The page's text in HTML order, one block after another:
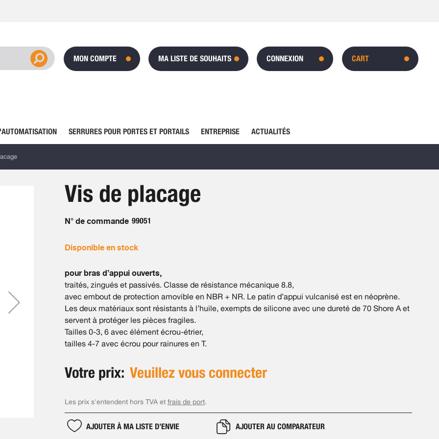
CART
MON COMPTE MA LISTE DE SOUHAITS CONNEXION
SERRURES POUR PORTES ET PORTAILS ENTREPRISE ACTUALITÉS
Vis de placage
N° de commande 99051
Disponible en stock
pour bras d’appui ouverts,
traités, zingués et passivés. Classe de résistance mécanique 8.8,
avec embout de protection amovible en NBR + NR. Le patin d’appui vulcanisé est en néoprène.
Les deux matériaux sont résistants à l’huile, exempts de silicone avec une dureté de 70 Shore A et
servent à protéger les pièces fragiles.
Tailles 0-3, 6 avec élément écrou-étrier,
tailles 4-7 avec écrou pour rainures en T.
Votre prix: Veuillez vous connecter
Les prix s'entendent hors TVA et frais de port.
AJOUTER À MA LISTE D’ENVIE AJOUTER AU COMPARATEUR